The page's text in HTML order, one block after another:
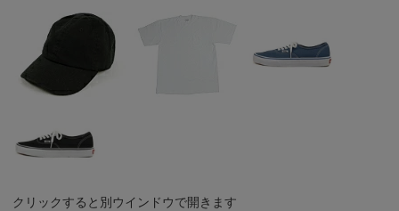
クリックすると別ウインドウで開きます